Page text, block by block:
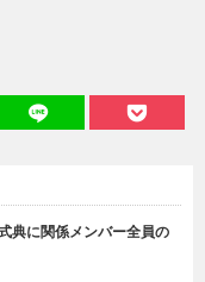
典に関係メンバー全員の